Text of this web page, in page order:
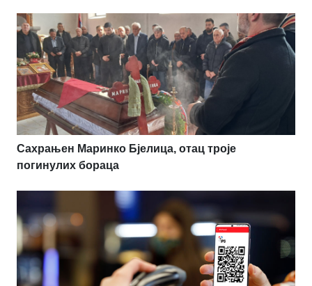
Сахрањен Маринко Бјелица, отац троје
погинулих бораца